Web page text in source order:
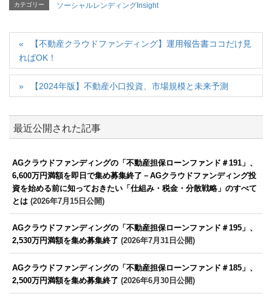
カテゴリー ソーシャルレンディングInsight
【不動産クラウドファンディング】運用報告書ココだけ見
ればOK！
【2024年版】不動産小口投資、市場規模と未来予測
最近公開された記事
AGクラウドファンディングの「不動産担保ローンファンド＃191」、
6,600万円満額を即日で集め募集終了－AGクラウドファンディング投
資を始める前に知っておきたい「仕組み・税金・分散戦略」のすべて
とは (2026年7月15日公開)
AGクラウドファンディングの「不動産担保ローンファンド＃195」、
2,530万円満額を集め募集終了 (2026年7月31日公開)
AGクラウドファンディングの「不動産担保ローンファンド＃185」、
2,500万円満額を集め募集終了 (2026年6月30日公開)